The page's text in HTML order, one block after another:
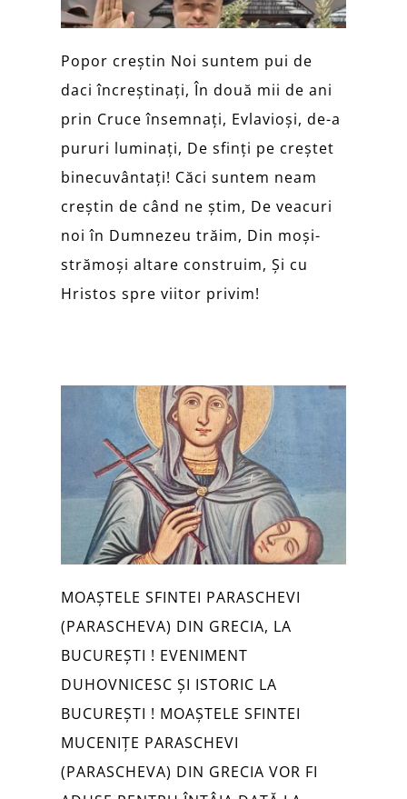
Popor creștin Noi suntem pui de
daci încreștinați, În două mii de ani
prin Cruce însemnați, Evlavioși, de-a
pururi luminați, De sfinți pe creștet
binecuvântați! Căci suntem neam
creștin de când ne știm, De veacuri
noi în Dumnezeu trăim, Din moși-
strămoși altare construim, Și cu
Hristos spre viitor privim!
MOAȘTELE SFINTEI PARASCHEVI
(PARASCHEVA) DIN GRECIA, LA
BUCUREȘTI ! EVENIMENT
DUHOVNICESC ȘI ISTORIC LA
BUCUREȘTI ! MOAȘTELE SFINTEI
MUCENIȚE PARASCHEVI
(PARASCHEVA) DIN GRECIA VOR FI